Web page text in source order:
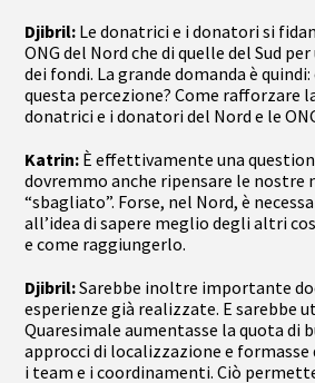
Djibril: Le donatrici e i donatori si
ONG del Nord che di quelle del Sud
dei fondi. La grande domanda è
questa percezione? Come rafforzare
donatrici e i donatori del Nord e le
Katrin: È effettivamente una
dovremmo anche ripensare le nostre
“sbagliato”. Forse, nel Nord, è
all’idea di sapere meglio degli altri
e come raggiungerlo.
Djibril:Sarebbe inoltre importante
esperienze già realizzate. E sarebbe
Quaresimale aumentasse la quota di
approcci di localizzazione e
i team e i coordinamenti. Ciò